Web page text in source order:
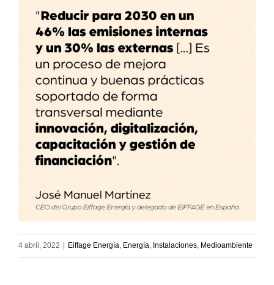
4 abril, 2022 Eiffage Energía, Energía, Instalaciones, Medioambiente